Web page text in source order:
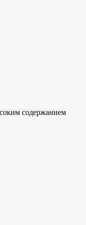
содержанием